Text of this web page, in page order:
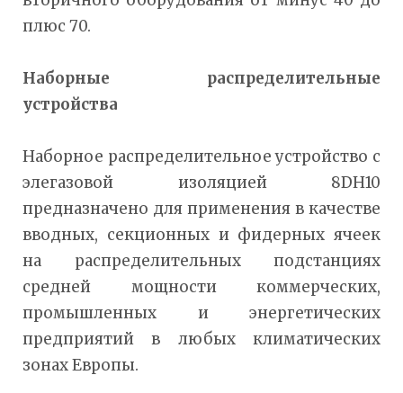
плюс 70.
Наборные распределительные
устройства
Наборное распределительное устройство с
элегазовой изоляцией 8DH10
предназначено для применения в качестве
вводных, секционных и фидерных ячеек
на распределительных подстанциях
средней мощности коммерческих,
промышленных и энергетических
предприятий в любых климатических
зонах Европы.